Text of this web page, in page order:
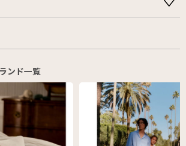
ンド一覧